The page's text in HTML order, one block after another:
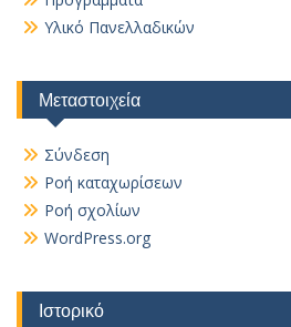
Υλικό Πανελλαδικών
Μεταστοιχεία
Σύνδεση
Ροή καταχωρίσεων
Ροή σχολίων
WordPress.org
Ιστορικό